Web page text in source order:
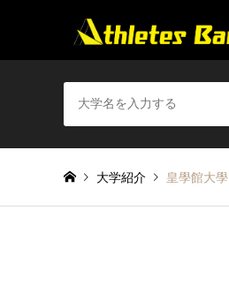
大学紹介 皇學館大學